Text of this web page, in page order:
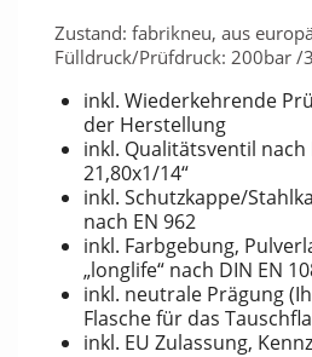
Zustand: fabrikneu, aus
Fülldruck/Prüfdruck: 200bar /
inkl. Wiederkehrende
der Herstellung
inkl. Qualitätsventil nach
21,80x1/14“
inkl. Schutzkappe/
nach EN 962
inkl. Farbgebung,
„longlife“ nach DIN EN
inkl. neutrale Prägung
Flasche für das
inkl. EU Zulassung,